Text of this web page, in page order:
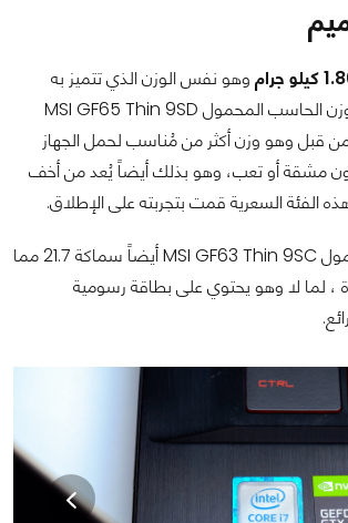
وهو نفس الوزن الذي تتميز به
سلسلة GF ونفس وزن الحاسب المحمول MSI GF65 Thin 9SD
من قبل وهو وزن أكثر من مُناسب لحمل الجهاز
مشقة أو تعب، وهو بذلك أيضاً يُعد من أخف
الفئة السعرية قمت بتجربته على الإطلاق.
يحمل الحاسب المحمول MSI GF63 Thin 9SC أيضاً سماكة 21.7 مما
، لما لا وهو يحتوي على بطاقة رسومية